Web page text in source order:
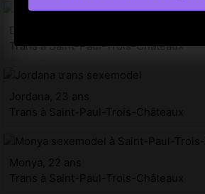
Trans à Saint-Paul-Trois-Châteaux
Jordana, 23 ans
Trans à Saint-Paul-Trois-Châteaux
Monya, 22 ans
Trans à Saint-Paul-Trois-Châteaux